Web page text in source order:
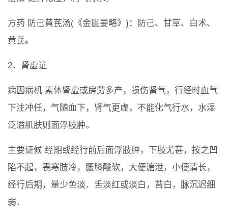
方药 防己黄芪汤(《金匮要略》)：防己、甘草、白术、
黄芪。
2．肾虚证
病因病机 素体肾虚或房劳多产，损伤肾气，行经时血气
下注冲任，气随血下，肾气更虚，不能化气行水，水湿
泛溢肌肤则面浮肢肿。
主要证候 经期或经行前后面浮肢肿，下肢尤甚，按之凹
陷不起，畏寒肢冷，腰膝酸软，大便溏泄，小便清长，
经行后期，量少色淡．舌淡红或淡白，苔白，脉沉迟细
弱．